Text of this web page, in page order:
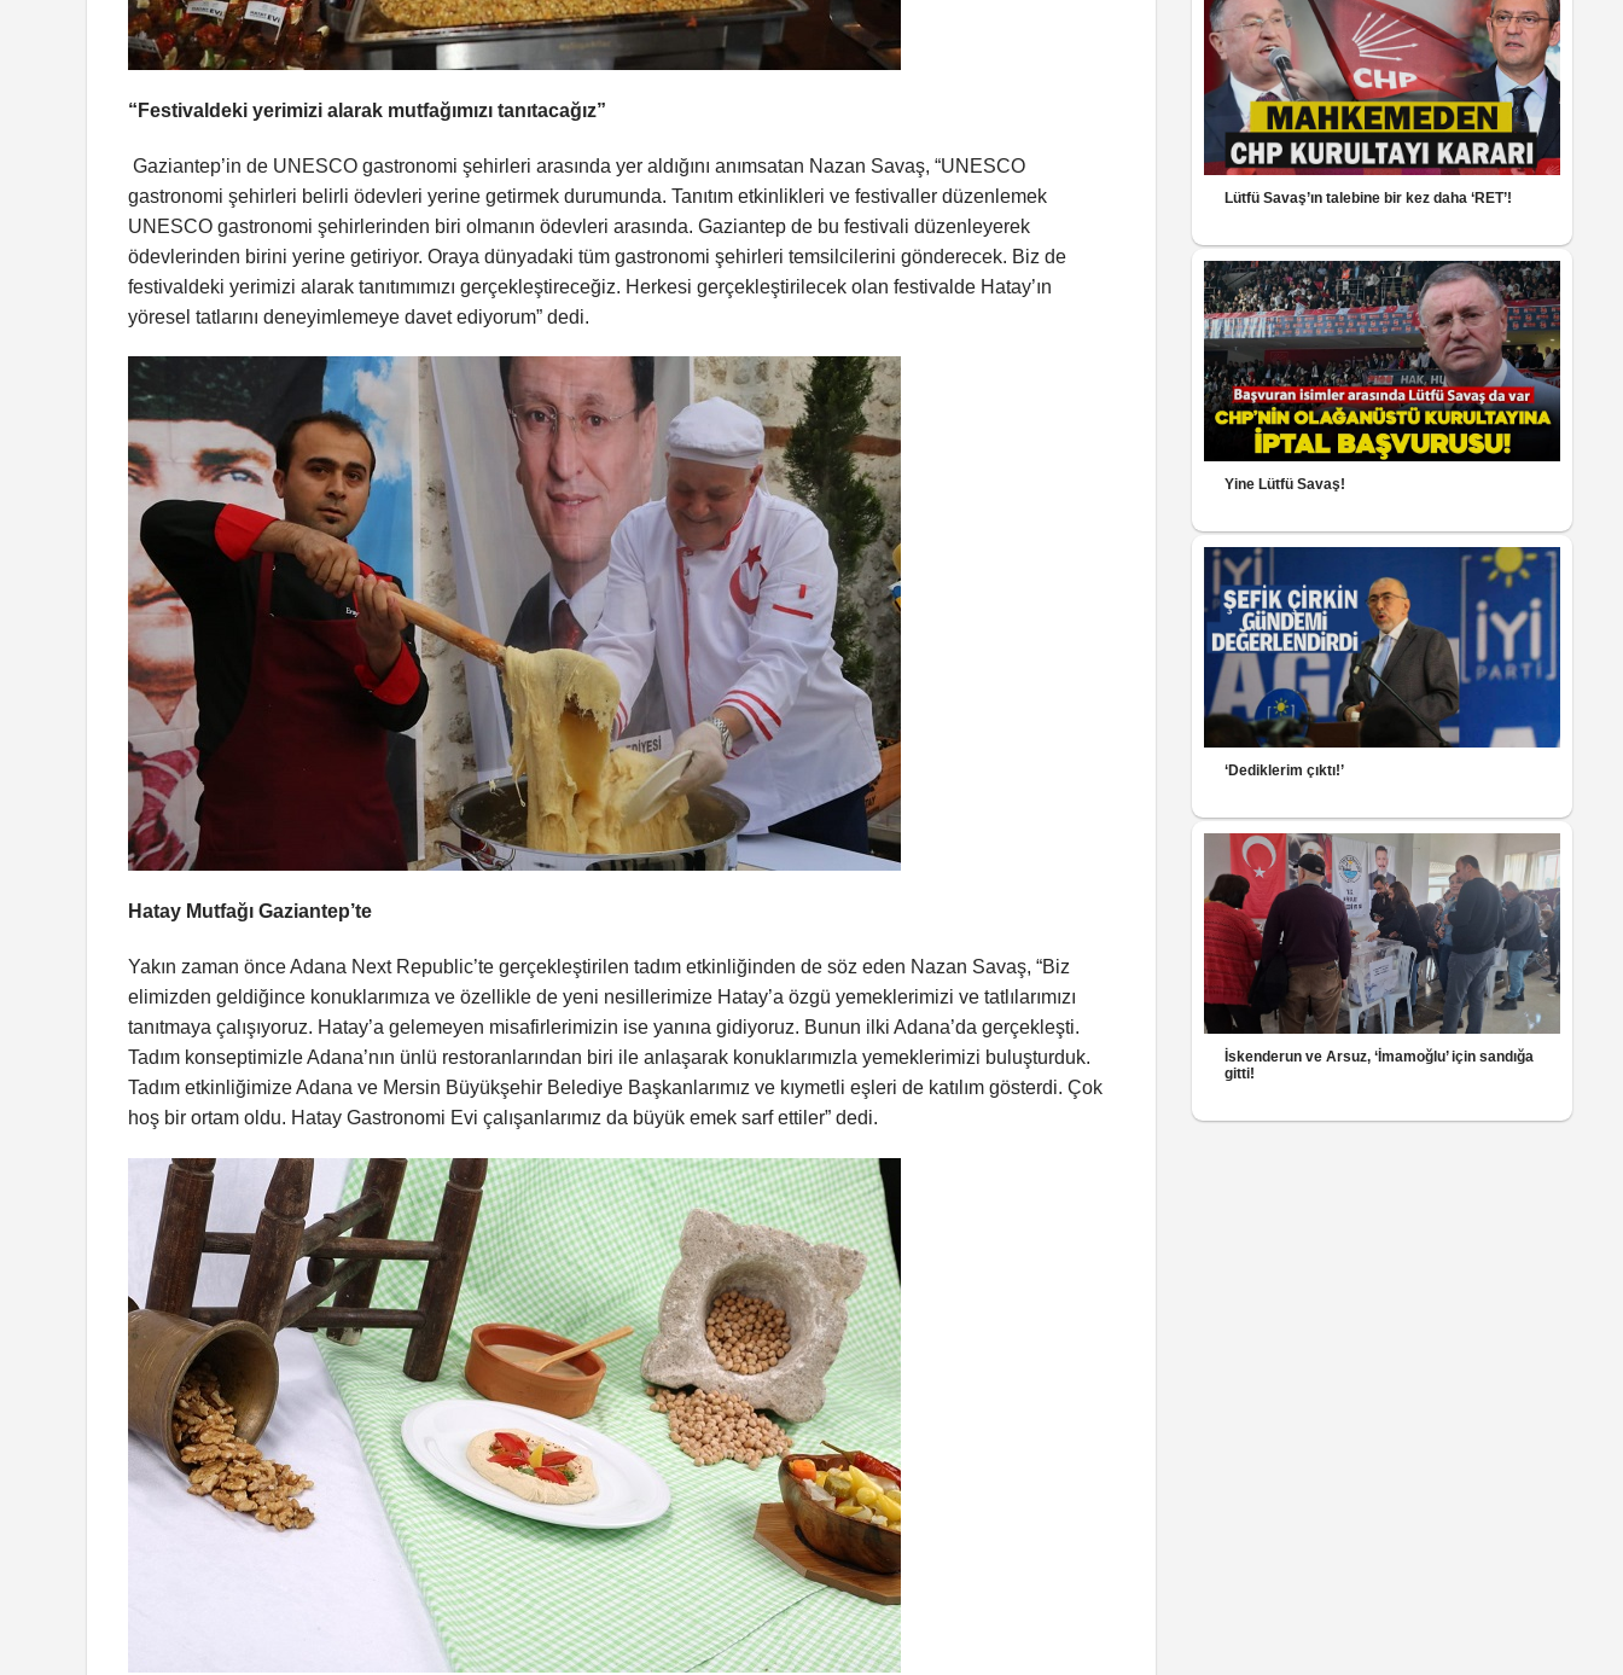
“Festivaldeki yerimizi alarak mutfağımızı tanıtacağız”
Gaziantep’in de UNESCO gastronomi şehirleri arasında yer aldığını anımsatan Nazan Savaş, “UNESCO
gastronomi şehirleri belirli ödevleri yerine getirmek durumunda. Tanıtım etkinlikleri ve festivaller düzenlemek
UNESCO gastronomi şehirlerinden biri olmanın ödevleri arasında. Gaziantep de bu festivali düzenleyerek
ödevlerinden birini yerine getiriyor. Oraya dünyadaki tüm gastronomi şehirleri temsilcilerini gönderecek. Biz de
festivaldeki yerimizi alarak tanıtımımızı gerçekleştireceğiz. Herkesi gerçekleştirilecek olan festivalde Hatay’ın
yöresel tatlarını deneyimlemeye davet ediyorum” dedi.
Hatay Mutfağı Gaziantep’te
Yakın zaman önce Adana Next Republic’te gerçekleştirilen tadım etkinliğinden de söz eden Nazan Savaş, “Biz
elimizden geldiğince konuklarımıza ve özellikle de yeni nesillerimize Hatay’a özgü yemeklerimizi ve tatlılarımızı
tanıtmaya çalışıyoruz. Hatay’a gelemeyen misafirlerimizin ise yanına gidiyoruz. Bunun ilki Adana’da gerçekleşti.
Tadım konseptimizle Adana’nın ünlü restoranlarından biri ile anlaşarak konuklarımızla yemeklerimizi buluşturduk.
Tadım etkinliğimize Adana ve Mersin Büyükşehir Belediye Başkanlarımız ve kıymetli eşleri de katılım gösterdi. Çok
hoş bir ortam oldu. Hatay Gastronomi Evi çalışanlarımız da büyük emek sarf ettiler” dedi.
Lütfü Savaş’ın talebine bir kez daha ‘RET’!
Yine Lütfü Savaş!
‘Dediklerim çıktı!’
İskenderun ve Arsuz, ‘İmamoğlu’ için sandığa
gitti!